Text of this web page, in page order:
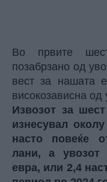
Во првите
позабрзано од
вест за нашата
високозависна од
Извозот за
изнесувал
насто повеќе
лани, а увозот
евра, или 2,4